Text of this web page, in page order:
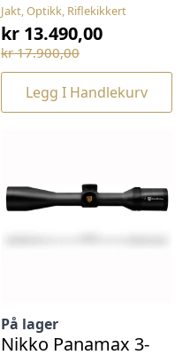
Jakt, Optikk, Riflekikkert
kr17.900,00
Opprinnelig
pris
var:
kr 17.900,00.
kr 13.490,00
Nåværende
pris
kr 13.490,00.
Legg I Handlekurv
På lager
Nikko Panamax 3-